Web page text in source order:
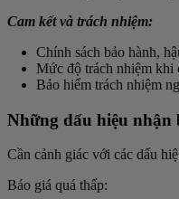
Cam kết và trách nhiệm:
Chính sách bảo hành,
Mức độ trách nhiệm khi
Bảo hiểm trách nhiệm
Những dấu hiệu nhận
Cần cảnh giác với các dấu
Báo giá quá thấp: